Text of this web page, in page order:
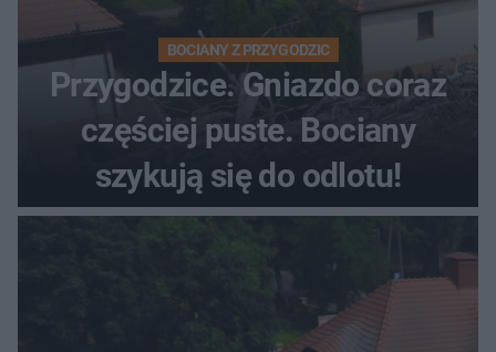
BOCIANY Z PRZYGODZIC
Przygodzice. Gniazdo coraz
częściej puste. Bociany
szykują się do odlotu!